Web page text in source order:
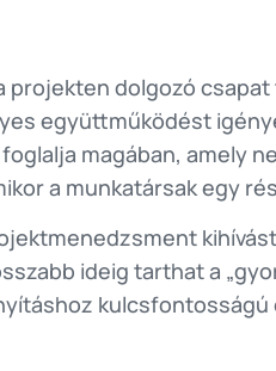
dolgozó
együttműködést
magában, amely
a munkatársak egy
ideig tarthat a